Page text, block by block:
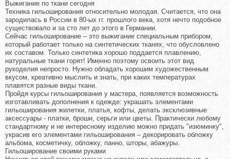
Выжигание по ткани сегодня
Техника гильоширования относительно молодая. Считается, что она
зародилась в России в 80-ых гг. прошлого века, хотя нечто подобное
существовало и за сто лет до этого в Германии.
Сейчас гильоширование – это выжигание специальным прибором,
который работает только на синтетических тканях, что обусловлено
их составом. Только синтетика хорошо поддается плавлению,
натуральные ткани горят! Именно поэтому освоить этот вид
рукоделия непросто. Нужно обладать хорошим художественным
вкусом, креативно мыслить и знать, при каких температурах
плавятся разные виды ткани.
Пройдя курсы гильоширования у мастера, появляется возможность
изготавливать дополнения к одежде: украшать элементами
гильоширования жилетки, платья, кофты, делать эксклюзивные
аксессуары - платки, броши, серьги или цветы. Практически любому
стандартному и не интересному изделию можно придать "изюминку",
украсив его элементами гильоширования – декорировать обложку
альбома, косметичку, обложку, панно, шторы, абажуры.
Гильоширование своими руками